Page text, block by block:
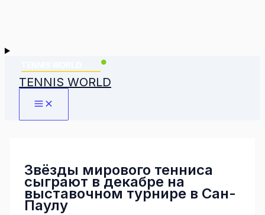
TENNIS WORLD
Звёзды мирового тенниса
сыграют в декабре на
выставочном турнире в Сан-
Паулу